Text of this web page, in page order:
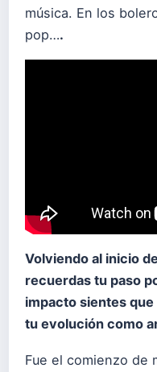
música. En los
pop….
Volviendo al inicio
recuerdas tu paso
impacto sientes
tu evolución como
Fue el comienzo de